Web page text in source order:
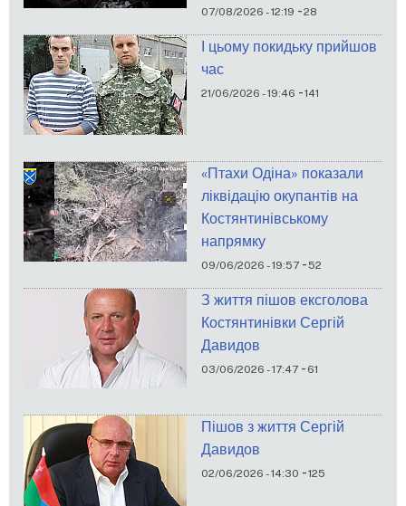
07/08/2026 - 12:19 -28
І цьому покидьку прийшов
час
21/06/2026 - 19:46 -141
«Птахи Одіна» показали
ліквідацію окупантів на
Костянтинівському
напрямку
09/06/2026 - 19:57 -52
З життя пішов ексголова
Костянтинівки Сергій
Давидов
03/06/2026 - 17:47 - 61
Пішов з життя Сергій
Давидов
02/06/2026 - 14:30 -125